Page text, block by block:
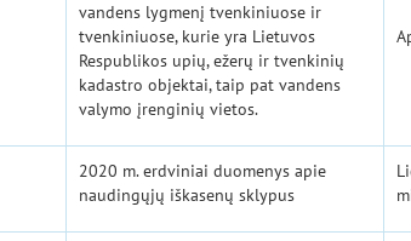
vandens lygmenį tvenkiniuose ir
tvenkiniuose, kurie yra Lietuvos
Respublikos upių, ežerų ir tvenkinių
kadastro objektai, taip pat vandens
valymo įrenginių vietos.
2020 m. erdviniai duomenys apie
naudingųjų iškasenų sklypus